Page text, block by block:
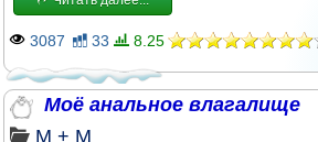
3087 33 8.25
Моё анальное влагалище
М + М